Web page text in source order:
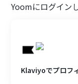
Yoomにログイン
Klaviyoでプロフ